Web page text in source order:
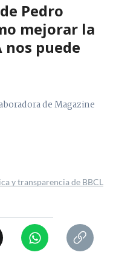
Pedro
mejorar la
nos puede
de Magazine
y transparencia de BBCL